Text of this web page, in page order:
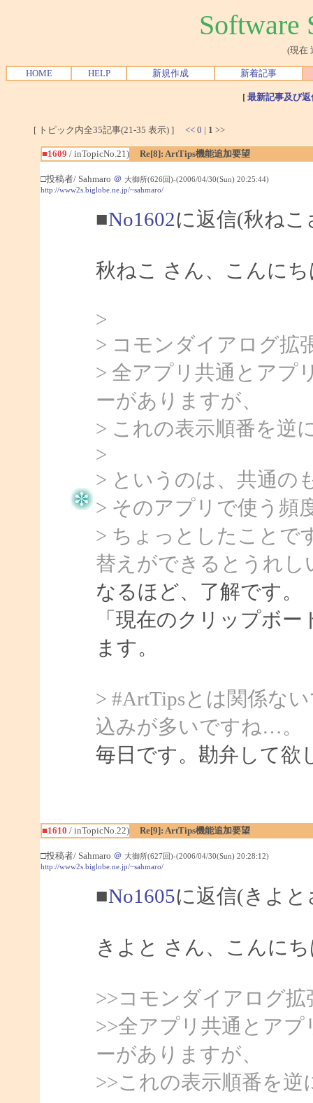
Software
(現在
HOME HELP 新規作成 新着記事
[ 最新記事及び
[ トピック内全35記事(21-35 表示) ] << 0 | 1 >>
■1609 / inTopicNo.21) Re[8]: ArtTips機能追加要望
□投稿者/ Sahmaro ＠ 大御所(626回)-(2006/04/30(Sun) 20:25:44)
http://www2s.biglobe.ne.jp/~sahmaro/
■No1602に返信(秋ね
秋ねこ さん、こんにち
>
> コモンダイアログ拡
> 全アプリ共通とアプ
ーがありますが、
> これの表示順番を逆
>
> というのは、共通の
> そのアプリで使う頻
> ちょっとしたことで
替えができるとうれし
なるほど、了解です。
「現在のクリップボ
ます。
> #ArtTipsとは関係な
込みが多いですね…。
毎日です。勘弁して欲
■1610 / inTopicNo.22) Re[9]: ArtTips機能追加要望
□投稿者/ Sahmaro ＠ 大御所(627回)-(2006/04/30(Sun) 20:28:12)
http://www2s.biglobe.ne.jp/~sahmaro/
■No1605に返信(きよ
きよと さん、こんにち
>>コモンダイアログ
>>全アプリ共通とア
ーがありますが、
>>これの表示順番を